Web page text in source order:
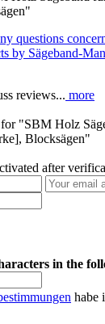
questions
by Sägeband-
reviews... more
"SBM Holz
Blocksägen"
after
in the
habe